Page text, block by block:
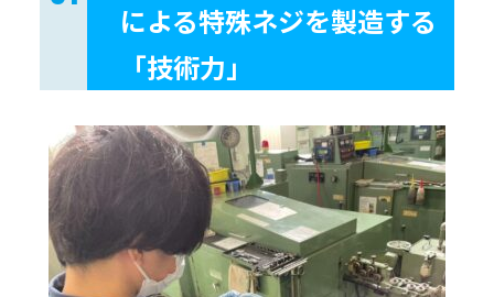
による特殊ネジを製造する
「技術力」